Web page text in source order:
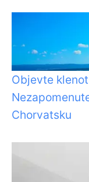
Objevte
Chorvatsku